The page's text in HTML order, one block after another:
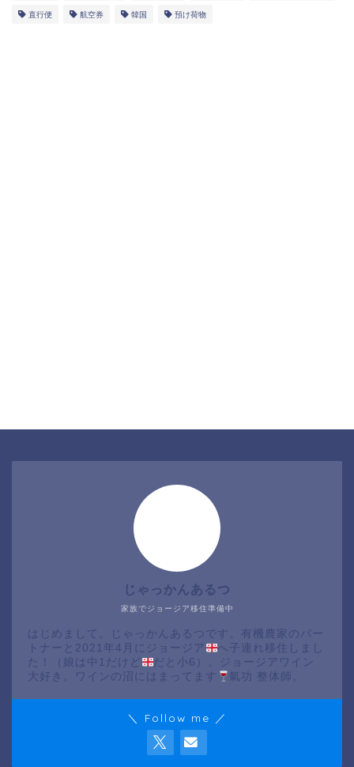
直行便 航空券 韓国 預け荷物
家族でジョージア移住準備中
じゃっかんあるつ
はじめまして。じゃっかんあるつです。有機農家のパー
トナーと2021年4月にジョージア
へ子連れ移住しまし
た！（娘は中1だけど
だと小6）。ジョージアワイン
大好き。ワインの沼にはまってます
氣功 整体師。
＼ Follow me ／